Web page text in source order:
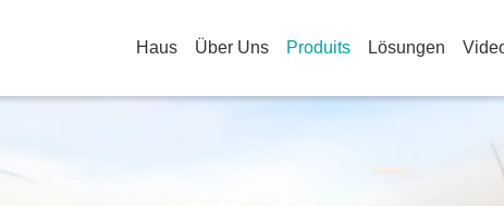
Haus Über Uns Produits Lösungen